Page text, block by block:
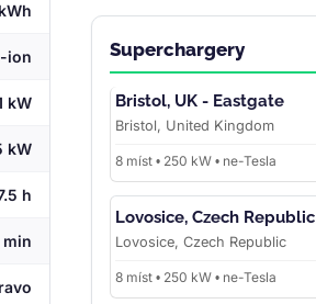
ion
kW
kW
h
min
Superchargery
Bristol, UK - Eastgate
Bristol, United Kingdom
8 míst • 250 kW • ne-Tesla
Lovosice, Czech Republic
Lovosice, Czech Republic
8 míst • 250 kW • ne-Tesla